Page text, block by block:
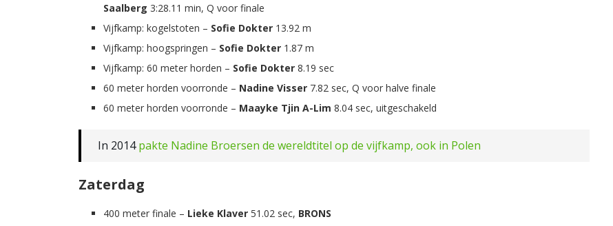
Saalberg 3:28.11 min, Q voor finale
Vijfkamp: kogelstoten – Sofie Dokter 13.92 m
Vijfkamp: hoogspringen – Sofie Dokter 1.87 m
Vijfkamp: 60 meter horden – Sofie Dokter 8.19 sec
60 meter horden voorronde – Nadine Visser 7.82 sec, Q voor halve finale
60 meter horden voorronde – Maayke Tjin A-Lim 8.04 sec, uitgeschakeld
In 2014pakte Nadine Broersen de wereldtitel op de vijfkamp, ook in Polen
Zaterdag
400 meter finale – Lieke Klaver 51.02 sec, BRONS